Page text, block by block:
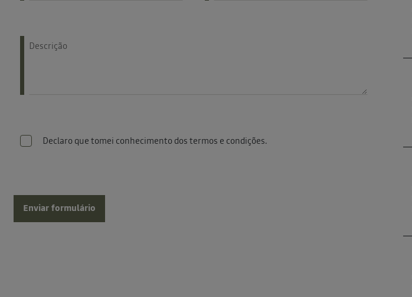
Descrição
Declaro que tomei conhecimento dos termos e condições.
Enviar formulário